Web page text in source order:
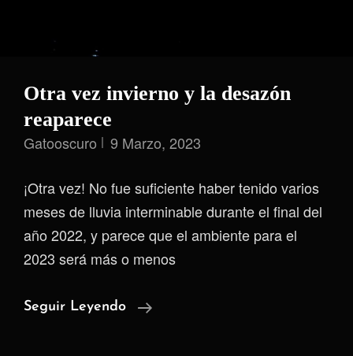
Otra vez invierno y la desazón
reaparece
Gatooscuro 9 Marzo, 2023
¡Otra vez! No fue suficiente haber tenido varios
meses de lluvia interminable durante el final del
año 2022, y parece que el ambiente para el
2023 será más o menos
Seguir Leyendo
Otra